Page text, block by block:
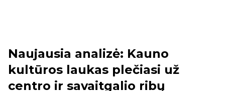
Naujausia analizė: Kauno
kultūros laukas plečiasi už
centro ir savaitgalio ribų